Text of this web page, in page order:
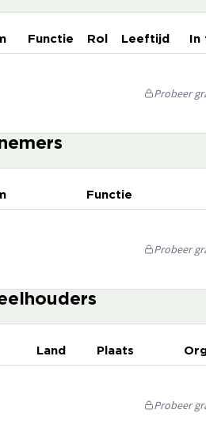
Functie Rol Leeftijd
Probeer
Functie
Probeer
Land Plaats
Probeer